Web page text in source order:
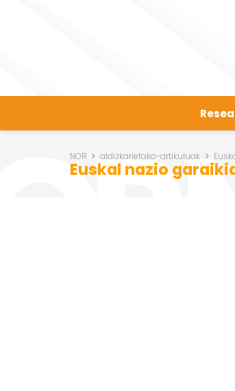
NOR aldizkarietako-artikuluak
Euskal nazio